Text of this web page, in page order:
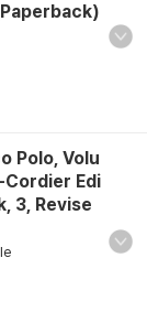
Polo, Volu
Cordier Edi
3, Revise